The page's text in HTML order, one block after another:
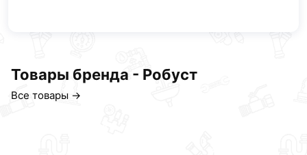
Товары бренда - Робуст
Все товары →